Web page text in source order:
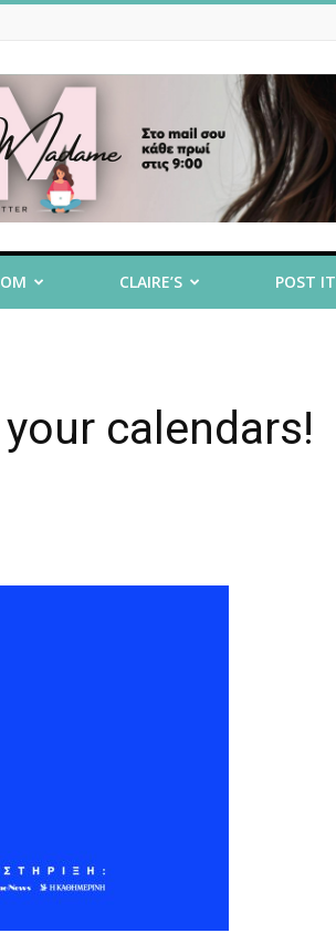
CLAIRE’S POST IT
your calendars!